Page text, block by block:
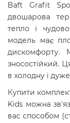
Baft Grafit
двошарова
тепло і
модель має
дискомфорту.
зносостійкий.
в холодну і
Купити
Kids можна
вас способом